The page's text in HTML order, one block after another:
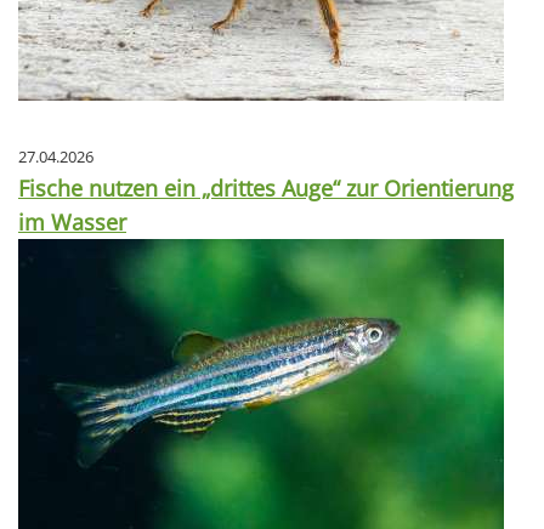
27.04.2026
Fische nutzen ein „drittes Auge“ zur Orientierung
im Wasser